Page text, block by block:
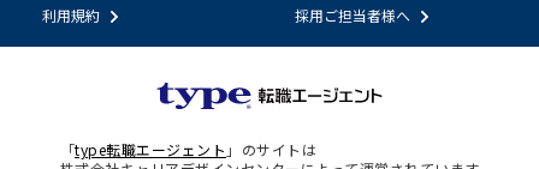
利用規約 採用ご担当者様へ
「type転職エージェント 」のサイトは